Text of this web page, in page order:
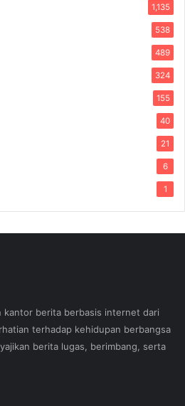
1,135
538
489
324
155
40
21
6
1
kantor berita berbasis internet dari
terhadap kehidupan berbangsa
berita lugas, berimbang, serta